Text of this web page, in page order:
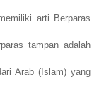
arti Berparas
tampan adalah
Arab (Islam) yang